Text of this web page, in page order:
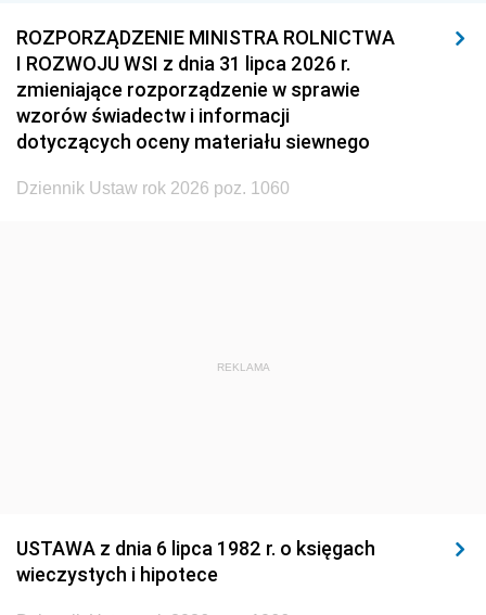
1929 1928 1927
1926 1925 1924
1923 1922
ROZPORZĄDZENIE MINISTRA ROLNICTWA
I ROZWOJU WSI z dnia 31 lipca 2026 r.
zmieniające rozporządzenie w sprawie
wzorów świadectw i informacji
dotyczących oceny materiału siewnego
Dziennik Ustaw rok 2026 poz. 1060
REKLAMA
USTAWA z dnia 6 lipca 1982 r. o księgach
wieczystych i hipotece